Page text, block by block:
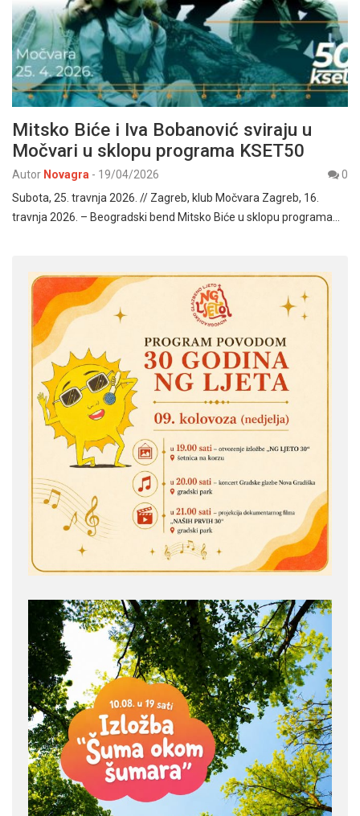
Mitsko Biće i Iva Bobanović sviraju u
Močvari u sklopu programa KSET50
Autor Novagra - 19/04/2026
0
Subota, 25. travnja 2026. // Zagreb, klub Močvara Zagreb, 16.
travnja 2026. – Beogradski bend Mitsko Biće u sklopu programa…